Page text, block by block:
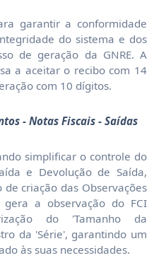
garantir a conformidade
do sistema e dos
de geração da GNRE. A
a aceitar o recibo com 14
com 10 dígitos.
- Notas Fiscais - Saídas
simplificar o controle do
e Devolução de Saída,
criação das Observações
a observação do FCI
do 'Tamanho da
da 'Série', garantindo um
às suas necessidades.